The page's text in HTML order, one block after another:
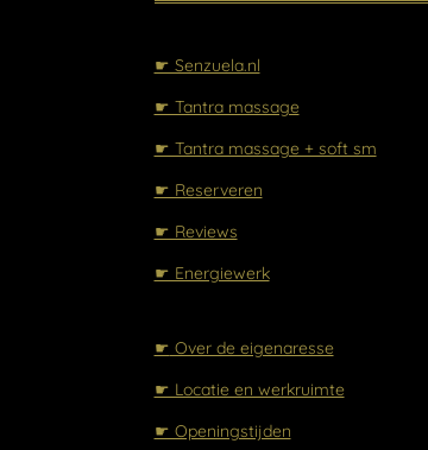
☛ Senzuela.nl
☛ Tantra massage
☛ Tantra massage + soft sm
☛ Reserveren
☛ Reviews
☛ Energiewerk
☛ Over de eigenaresse
☛ Locatie en werkruimte
☛ Openingstijden